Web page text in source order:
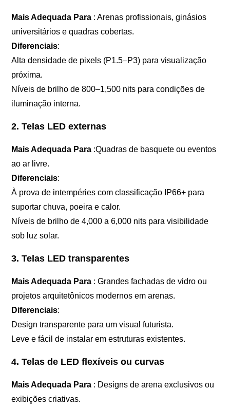
Mais Adequada Para : Arenas profissionais, ginásios
universitários e quadras cobertas.
Diferenciais:
Alta densidade de pixels (P1.5–P3) para visualização
próxima.
Níveis de brilho de 800–1,500 nits para condições de
iluminação interna.
2. Telas LED externas
Mais Adequada Para :Quadras de basquete ou eventos
ao ar livre.
Diferenciais:
À prova de intempéries com classificação IP66+ para
suportar chuva, poeira e calor.
Níveis de brilho de 4,000 a 6,000 nits para visibilidade
sob luz solar.
3. Telas LED transparentes
Mais Adequada Para : Grandes fachadas de vidro ou
projetos arquitetônicos modernos em arenas.
Diferenciais:
Design transparente para um visual futurista.
Leve e fácil de instalar em estruturas existentes.
4. Telas de LED flexíveis ou curvas
Mais Adequada Para : Designs de arena exclusivos ou
exibições criativas.